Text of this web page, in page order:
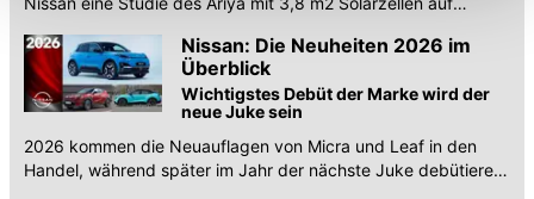
Datenschutzerklärunganpassen.
Nissan: Die Neuheiten 2026 im
Überblick
Wichtigstes Debüt der Marke wird der
neue Juke sein
2026 kommen die Neuauflagen von Micra und Leaf in den
Handel, während später im Jahr der nächste Juke debütieren